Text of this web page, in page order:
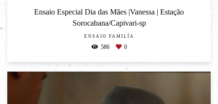
Ensaio Especial Dia das Mães |Vanessa | Estação
Sorocabana/Capivari-sp
ENSAIO FAMILÍA
586 0